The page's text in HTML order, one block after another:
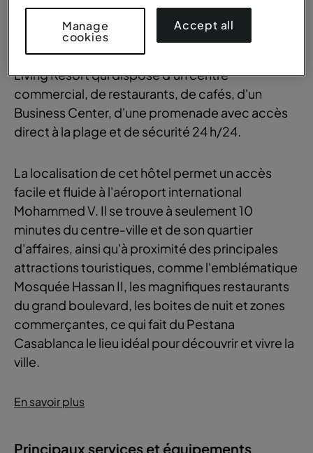
Central et moderne
Il fait partie du complexe moderne Anfa Place
Living Resort qui dispose d'un centre
commercial, de restaurants, de cafés, d'un
Business Center, d'une promenade avec accès
direct à la plage et de sécurité 24 h/24.
La localisation de cet hôtel permet un accès
facile et fluide à l'aéroport international
Mohammed V. Il se trouve à seulement 10
minutes du centre-ville et de son quartier
d'affaires, ainsi qu'à proximité des principales
attractions touristiques, comme l'emblématique
Mosquée Hassan II, les magnifiques restaurants
du grand boulevard, les boites de nuit et zones
commerçantes, ce qui fait du Pestana
Casablanca le lieu idéal pour découvrir et vivre la
ville.
En savoir plus
Principaux services et équipements
Manage
cookies
Accept all